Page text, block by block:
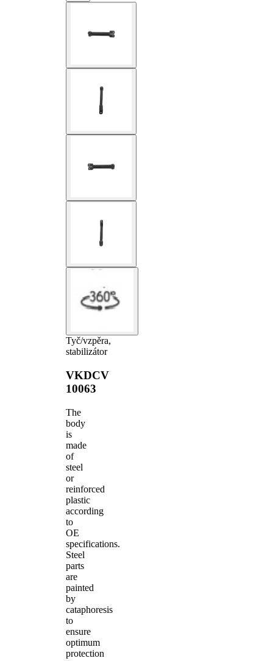
Tyč/vzpěra,
stabilizátor
VKDCV
10063
The
body
is
made
of
steel
or
reinforced
plastic
according
to
OE
specifications.
Steel
parts
are
painted
by
cataphoresis
to
ensure
optimum
protection